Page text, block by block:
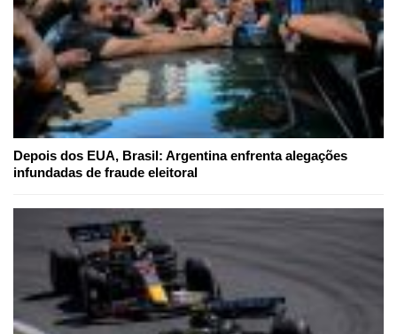
Depois dos EUA, Brasil: Argentina enfrenta alegações
infundadas de fraude eleitoral